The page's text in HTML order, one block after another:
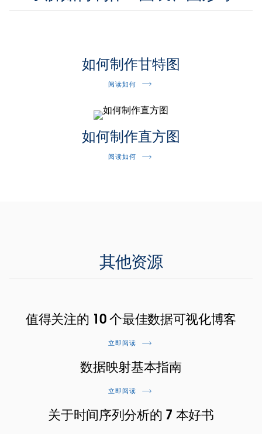
如何制作甘特图
阅读如何
如何制作直方图
阅读如何
其他资源
值得关注的 10 个最佳数据可视化博客
立即阅读
数据映射基本指南
立即阅读
关于时间序列分析的 7 本好书